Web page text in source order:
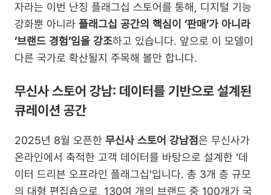
자라는 이번 난징 플래그십 스토어를 통해, 디지털 기능
강화뿐 아니라 플래그십 공간의 핵심이 ‘판매’가 아니라
‘브랜드 경험’임을 강조하고 있습니다. 앞으로 이 모델이
다른 국가로 확산될지 주목해 볼만 합니다.
무신사 스토어 강남: 데이터를 기반으로 설계된
큐레이션 공간
2025년 8월 오픈한 무신사 스토어 강남점은 무신사가
온라인에서 축적한 고객 데이터를 바탕으로 설계한 ‘데
이터 드리븐 오프라인 플래그십’입니다. 총 3개 층 규모
의 대형 편집숍으로, 130여 개의 브랜드 중 100개가 국